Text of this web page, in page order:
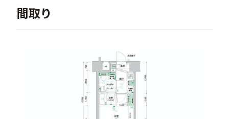
受付時間：10:00〜19:00
（土日及び祝日を除く）
間取り